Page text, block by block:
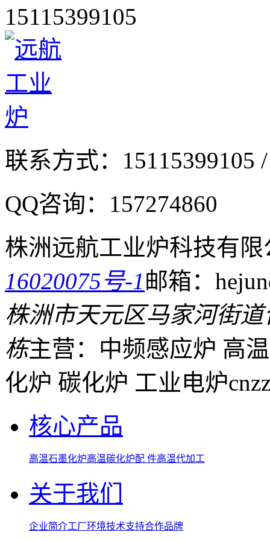
15115399105
联系方式： 15115399105
QQ咨询： 157274860
株洲远航工业炉科技有限
16020075号-1邮箱：
株洲市天元区马家河街
栋主营：中频感应炉 高
化炉 碳化炉 工业电炉
核心产品
高温石墨化炉高温碳化炉配 件高温代加工
关于我们
企业简介工厂环境技术支持合作品牌